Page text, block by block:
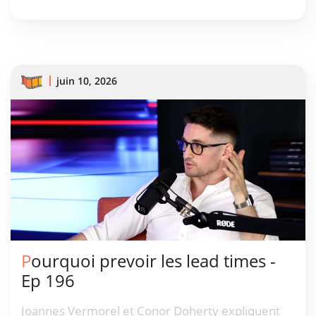
juin 10, 2026
Pourquoi prevoir les lead times -
Ep 196
Joannes Vermorel et Conor Doherty expliquent